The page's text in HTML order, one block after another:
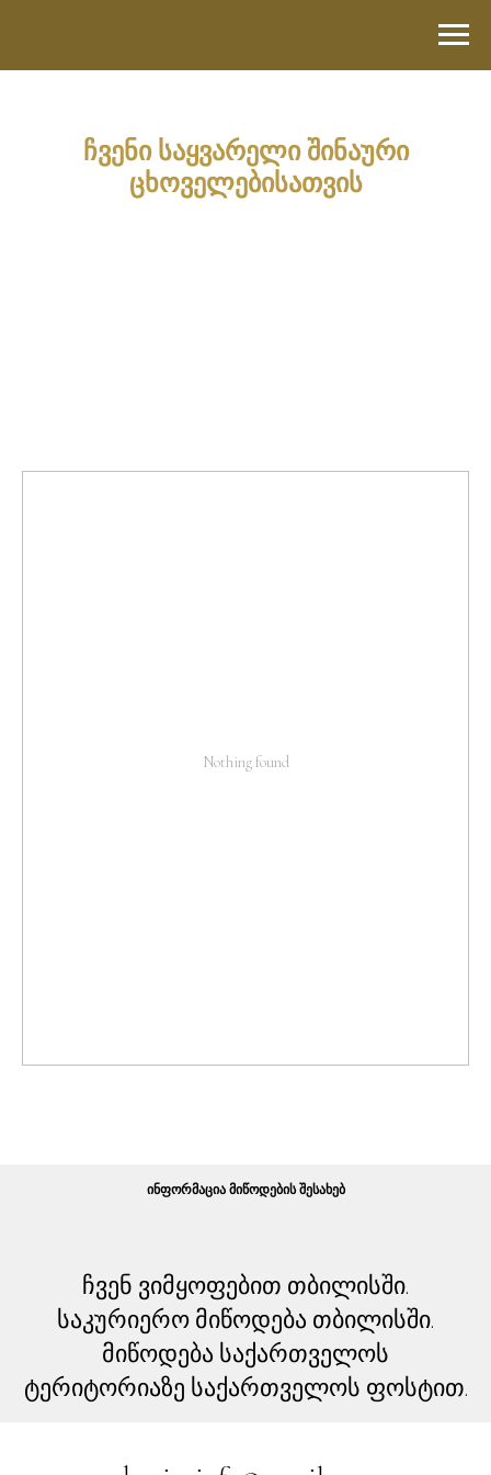
ჩვენი საყვარელი შინაური
ცხოველებისათვის
Nothing found
ᲘᲜᲤᲝᲠᲛᲐᲪᲘᲐ ᲛᲘᲬᲝᲓᲔᲑᲘᲡ ᲨᲔᲡᲐᲮᲔᲑ
ჩვენ ვიმყოფებით თბილისში.
საკურიერო მიწოდება თბილისში.
მიწოდება საქართველოს
ტერიტორიაზე საქართველოს ფოსტით.